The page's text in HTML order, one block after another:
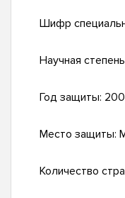
Шифр
Научная
Год защиты:
Место защиты:
Количество